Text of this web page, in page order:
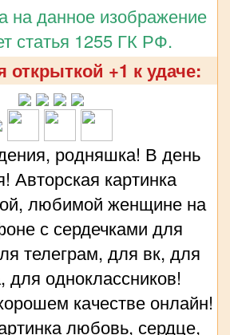
на данное изображение
статья 1255 ГК РФ.
открыткой +1 к удаче:
родняшка! В день
Авторская картинка
любимой женщине на
с сердечками для
телеграм, для вк, для
для одноклассников!
качестве онлайн!
любовь, сердце,